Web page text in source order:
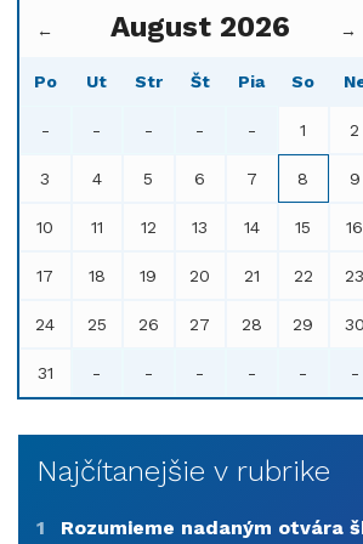
← August 2026 →
Po Ut Str Št Pia So
- - - - - 1 2
3 4 5 6 7 8 9
10 11 12 13 14 15 16
17 18 19 20 21 22 23
24 25 26 27 28 29 30
31 - - - - - -
Najčítanejšie v rubrike
1
Rozumieme nadaným otvára